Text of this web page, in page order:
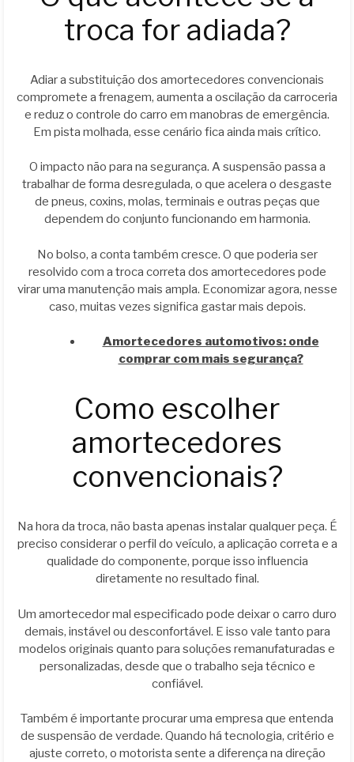
troca for adiada?
Adiar a substituição dos amortecedores convencionais
compromete a frenagem, aumenta a oscilação da carroceria
e reduz o controle do carro em manobras de emergência.
Em pista molhada, esse cenário fica ainda mais crítico.
O impacto não para na segurança. A suspensão passa a
trabalhar de forma desregulada, o que acelera o desgaste
de pneus, coxins, molas, terminais e outras peças que
dependem do conjunto funcionando em harmonia.
No bolso, a conta também cresce. O que poderia ser
resolvido com a troca correta dos amortecedores pode
virar uma manutenção mais ampla. Economizar agora, nesse
caso, muitas vezes significa gastar mais depois.
Amortecedores automotivos: onde
comprar com mais segurança?
Como escolher
amortecedores
convencionais?
Na hora da troca, não basta apenas instalar qualquer peça. É
preciso considerar o perfil do veículo, a aplicação correta e a
qualidade do componente, porque isso influencia
diretamente no resultado final.
Um amortecedor mal especificado pode deixar o carro duro
demais, instável ou desconfortável. E isso vale tanto para
modelos originais quanto para soluções remanufaturadas e
personalizadas, desde que o trabalho seja técnico e
confiável.
Também é importante procurar uma empresa que entenda
de suspensão de verdade. Quando há tecnologia, critério e
ajuste correto, o motorista sente a diferença na direção